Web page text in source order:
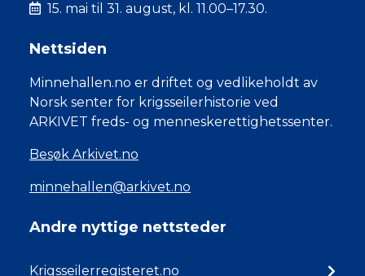
15. mai til 31. august, kl. 11.00–17.30.
Nettsiden
Minnehallen.no er driftet og vedlikeholdt av
Norsk senter for krigsseilerhistorie ved
ARKIVET freds- og menneskerettighetssenter.
Besøk Arkivet.no
minnehallen@arkivet.no
Andre nyttige nettsteder
Krigsseilerregisteret.no